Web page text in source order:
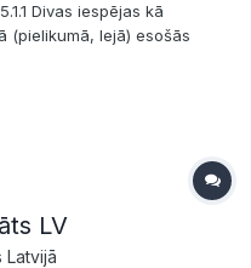
Divas iespējas kā
(pielikumā, lejā) esošās
B
uzliec "tēmu"...
LV
Latvijā